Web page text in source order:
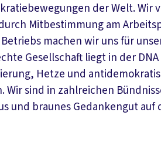
der Welt. Wir
Mitbestimmung am
machen wir uns für
Gesellschaft liegt in der DNA
Hetze und
sind in zahlreichen
und braunes Gedankengut auf